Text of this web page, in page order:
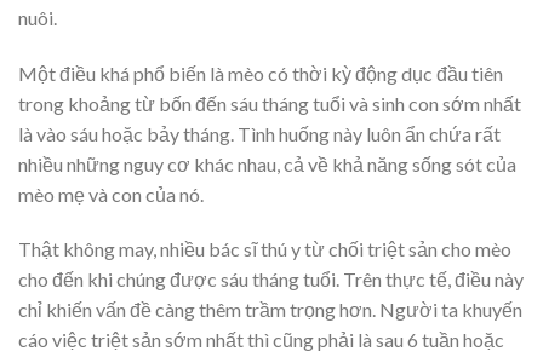
nuôi.
Một điều khá phổ biến là mèo có thời kỳ động dục đầu tiên
trong khoảng từ bốn đến sáu tháng tuổi và sinh con sớm nhất
là vào sáu hoặc bảy tháng. Tình huống này luôn ẩn chứa rất
nhiều những nguy cơ khác nhau, cả về khả năng sống sót của
mèo mẹ và con của nó.
Thật không may, nhiều bác sĩ thú y từ chối triệt sản cho mèo
cho đến khi chúng được sáu tháng tuổi. Trên thực tế, điều này
chỉ khiến vấn đề càng thêm trầm trọng hơn. Người ta khuyến
cáo việc triệt sản sớm nhất thì cũng phải là sau 6 tuần hoặc